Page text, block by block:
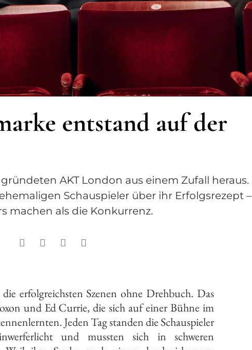
entstand auf der
AKT London aus einem Zufall heraus.
Schauspieler über ihr Erfolgsrezept –
machen als die Konkurrenz.
erfolgreichsten Szenen ohne Drehbuch. Das
und Ed Currie, die sich auf einer Bühne im
Jeden Tag standen die Schauspieler
und mussten sich in schweren